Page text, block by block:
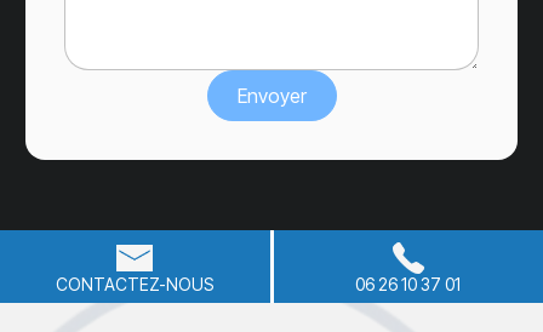
CONTACTEZ-NOUS 06 26 10 37 01